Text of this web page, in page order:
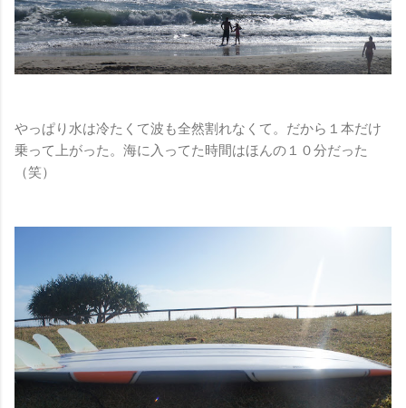
やっぱり水は冷たくて波も全然割れなくて。だから１本だけ
乗って上がった。海に入ってた時間はほんの１０分だった
（笑）